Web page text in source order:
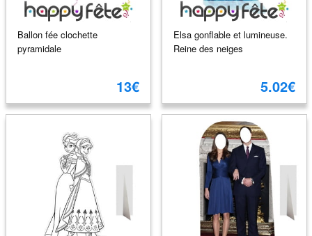
Ballon fée clochette
pyramidale
13€
Elsa gonflable et lumineuse.
Reine des neiges
5.02€